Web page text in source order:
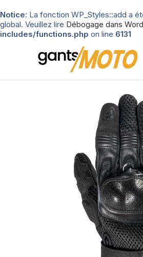
Notice: La fonction WP_Styles::add a
global. Veuillez lire Débogage dans
includes/functions.php on line 6131